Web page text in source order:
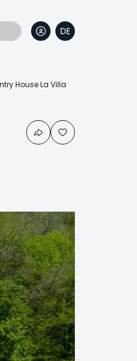
DE
IT
EN
FR
House La Villa